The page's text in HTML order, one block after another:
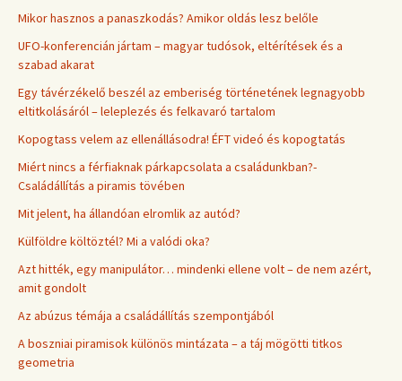
Mikor hasznos a panaszkodás? Amikor oldás lesz belőle
UFO-konferencián jártam – magyar tudósok, eltérítések és a
szabad akarat
Egy távérzékelő beszél az emberiség történetének legnagyobb
eltitkolásáról – leleplezés és felkavaró tartalom
Kopogtass velem az ellenállásodra! ÉFT videó és kopogtatás
Miért nincs a férfiaknak párkapcsolata a családunkban?-
Családállítás a piramis tövében
Mit jelent, ha állandóan elromlik az autód?
Külföldre költöztél? Mi a valódi oka?
Azt hitték, egy manipulátor… mindenki ellene volt – de nem azért,
amit gondolt
Az abúzus témája a családállítás szempontjából
A boszniai piramisok különös mintázata – a táj mögötti titkos
geometria